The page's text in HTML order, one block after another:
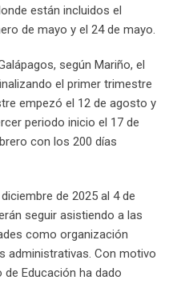
están incluidos el
de mayo y el 24 de mayo.
según Mariño, el
el primer trimestre
empezó el 12 de agosto y
periodo inicio el 17 de
con los 200 días
de 2025 al 4 de
seguir asistiendo a las
como organización
administrativas. Con motivo
Educación ha dado